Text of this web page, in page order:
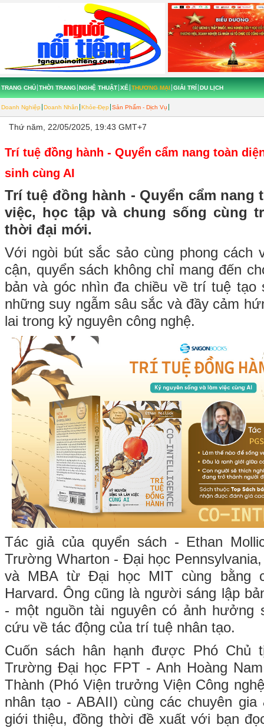
TRANG CHỦ THỜI TRANG NGHỆ THUẬT XẾ THƯƠNG MẠI
Doanh Nghiệp Doanh Nhân Khỏe-Đẹp Sản Phẩm - Dịch Vụ
GIẢI TRÍ DU LỊCH
Thứ năm, 22/05/2025, 19:43 GMT+7
Trí tuệ đồng hành - Quyển cẩm nang toàn
sinh cùng AI
Trí tuệ đồng hành - Quyển cẩm nang
việc, học tập và chung sống cùng
thời đại mới.
Với ngòi bút sắc sảo cùng phong cách
cận, quyển sách không chỉ mang đến
bản và góc nhìn đa chiều về trí tuệ tạo
những suy ngẫm sâu sắc và đầy cảm
lai trong kỷ nguyên công nghệ.
Tác giả của quyển sách - Ethan
Trường Wharton - Đại học
và MBA từ Đại học MIT cùng bằng
Harvard. Ông cũng là người sáng lập
- một nguồn tài nguyên có ảnh hưởng
cứu về tác động của trí tuệ nhân tạo.
Cuốn sách hân hạnh được Phó Chủ
Trường Đại học FPT - Anh Hoàng
Thành (Phó Viện trưởng Viện Công
nhân tạo - ABAII) cùng các chuyên
giới thiệu, đồng thời đề xuất với bạn